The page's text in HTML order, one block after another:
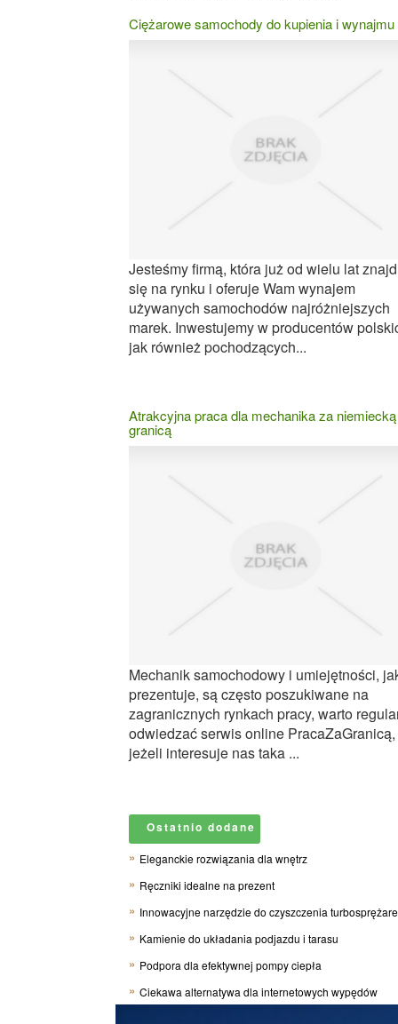
Ciężarowe samochody do kupienia i wynajmu
Jesteśmy firmą, która już od wielu lat
się na rynku i oferuje Wam wynajem
używanych samochodów najróżniejszych
marek. Inwestujemy w producentów
jak również pochodzących...
Atrakcyjna praca dla mechanika za niemiecką
granicą
Mechanik samochodowy i umiejętności,
prezentuje, są często poszukiwane na
zagranicznych rynkach pracy, warto
odwiedzać serwis online PracaZaGranicą,
jeżeli interesuje nas taka ...
Ostatnio dodane
Eleganckie rozwiązania dla wnętrz
Ręczniki idealne na prezent
Innowacyjne narzędzie do czyszczenia
Kamienie do układania podjazdu i tarasu
Podpora dla efektywnej pompy ciepła
Ciekawa alternatywa dla internetowych wypędów